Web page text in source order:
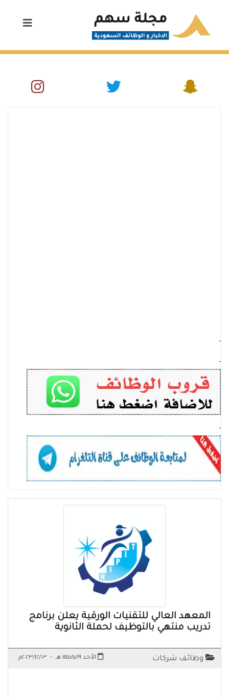
-
-
-
المعهد العالي للتقنيات الورقية يعلن برنامج
تدريب منتهي بالتوظيف لحملة الثانوية
وظائف شركات الأحد ١٤٤٥/٥/١٩ هـ - ٢٠٢٣/١٢/٠٣م